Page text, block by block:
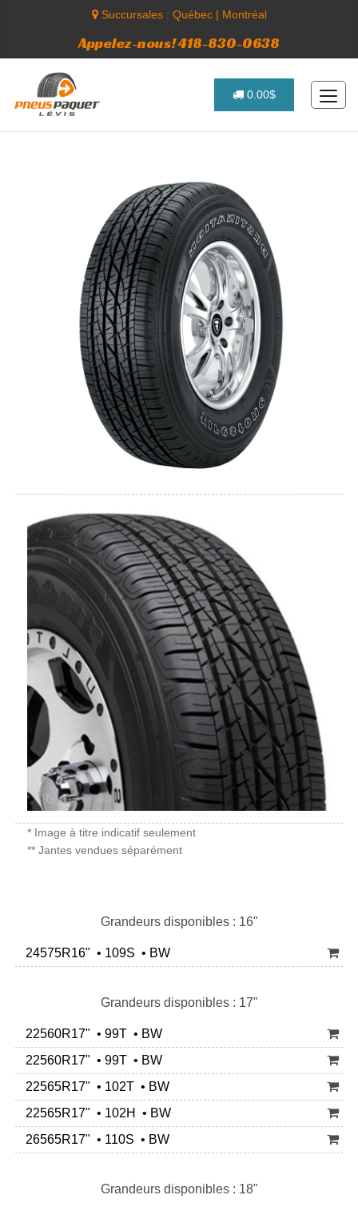
Succursales : Québec| Montréal
Appelez-nous! 418-830-0638
0.00$
* Image à titre indicatif seulement
** Jantes vendues séparément
Grandeurs disponibles : 16"
24575R16" • 109S • BW
Grandeurs disponibles : 17"
22560R17" • 99T • BW
22560R17" • 99T • BW
22565R17" • 102T • BW
22565R17" • 102H • BW
26565R17" • 110S • BW
Grandeurs disponibles : 18"